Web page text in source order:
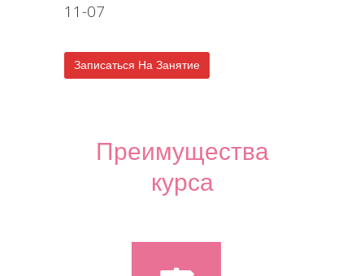
11-07
Записаться На Занятие
Преимущества
курса